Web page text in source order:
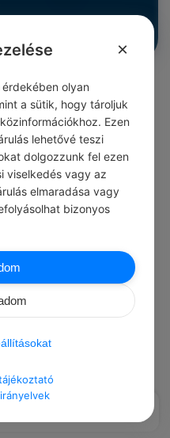
Posts
×
olyan
a sütik, hogy tároljuk
Ezen
lehetővé teszi
dolgozzunk fel ezen
viselkedés vagy az
elmaradása vagy
bizonyos